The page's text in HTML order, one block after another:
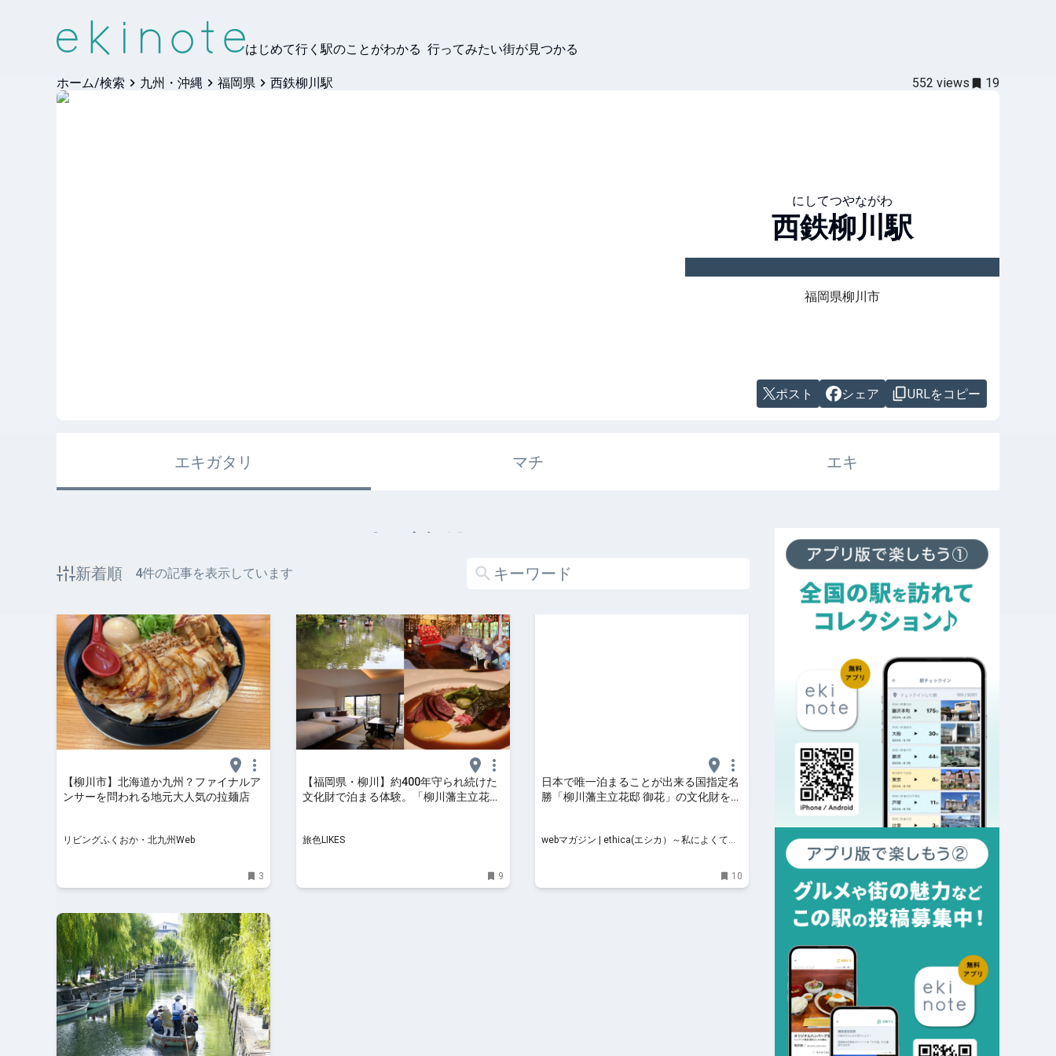
はじめて行く駅のことがわかる 行ってみたい街が見つかる
ホーム/検索 九州・沖縄 福岡県 西鉄柳川駅 552 views 19
にしてつやながわ
西鉄柳川駅
福岡県柳川市
ポスト シェア URLをコピー
エキガタリ マチ エキ
エキガタリ
新着順 4件の記事を表示しています
【柳川市】北海道か九州？ファイナルア
ンサーを問われる地元大人気の拉麺店
リビングふくおか・北九州Web
3
【福岡県・柳川】約400年守られ続けた
文化財で泊まる体験。「柳川藩主立花邸
旅色LIKES
9
日本で唯一泊まることが出来る国指定名
勝「柳川藩主⽴花邸 御花」の文化財を独
webマガジン | ethica(エシカ）～私によくて、
10